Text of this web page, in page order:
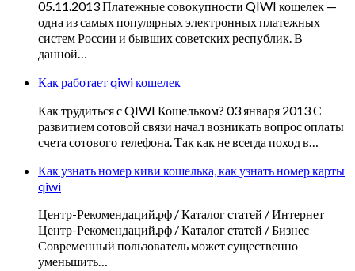
05.11.2013 Платежные совокупности QIWI кошелек —
одна из самых популярных электронных платежных
систем России и бывших советских республик. В
данной…
Как работает qiwi кошелек
Как трудиться с QIWI Кошельком? 03 января 2013 С
развитием сотовой связи начал возникать вопрос оплаты
счета сотового телефона. Так как не всегда поход в…
Как узнать номер киви кошелька, как узнать номер карты
qiwi
Центр-Рекомендаций.рф / Каталог статей / Интернет
Центр-Рекомендаций.рф / Каталог статей / Бизнес
Современный пользователь может существенно
уменьшить…